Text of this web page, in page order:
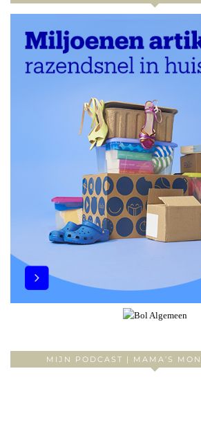
MIJN PODCAST | MAMA’S